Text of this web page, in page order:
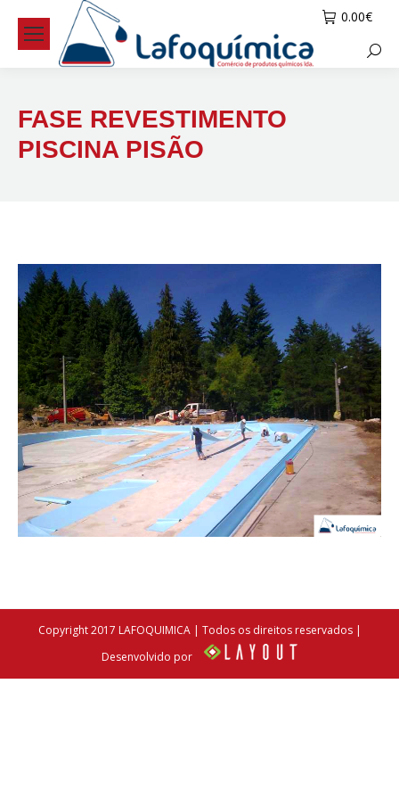
0.00€
FASE REVESTIMENTO
PISCINA PISÃO
Copyright 2017 LAFOQUIMICA | Todos os direitos reservados |
Desenvolvido por